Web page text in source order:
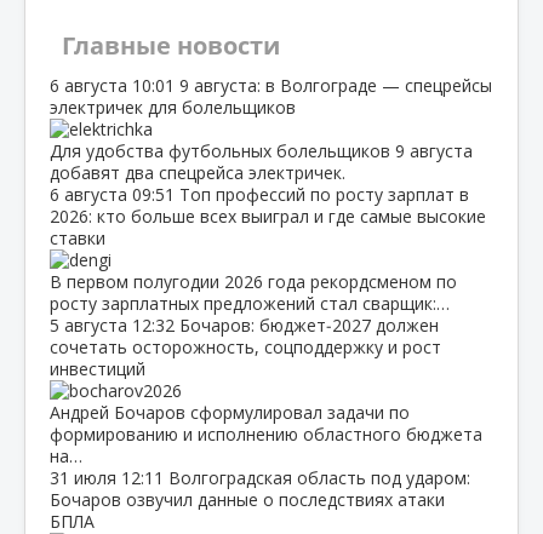
Главные новости
6 августа 10:01 9 августа: в Волгограде — спецрейсы
электричек для болельщиков
Для удобства футбольных болельщиков 9 августа
добавят два спецрейса электричек.
6 августа 09:51 Топ профессий по росту зарплат в
2026: кто больше всех выиграл и где самые высокие
ставки
В первом полугодии 2026 года рекордсменом по
росту зарплатных предложений стал сварщик:…
5 августа 12:32 Бочаров: бюджет‑2027 должен
сочетать осторожность, соцподдержку и рост
инвестиций
Андрей Бочаров сформулировал задачи по
формированию и исполнению областного бюджета
на…
31 июля 12:11 Волгоградская область под ударом:
Бочаров озвучил данные о последствиях атаки
БПЛА